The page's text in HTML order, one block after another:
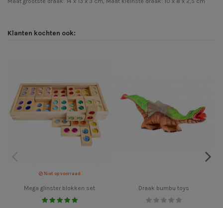
Klanten kochten ook:
Niet op voorraad
Mega glinster blokken set Draak bumbu toys